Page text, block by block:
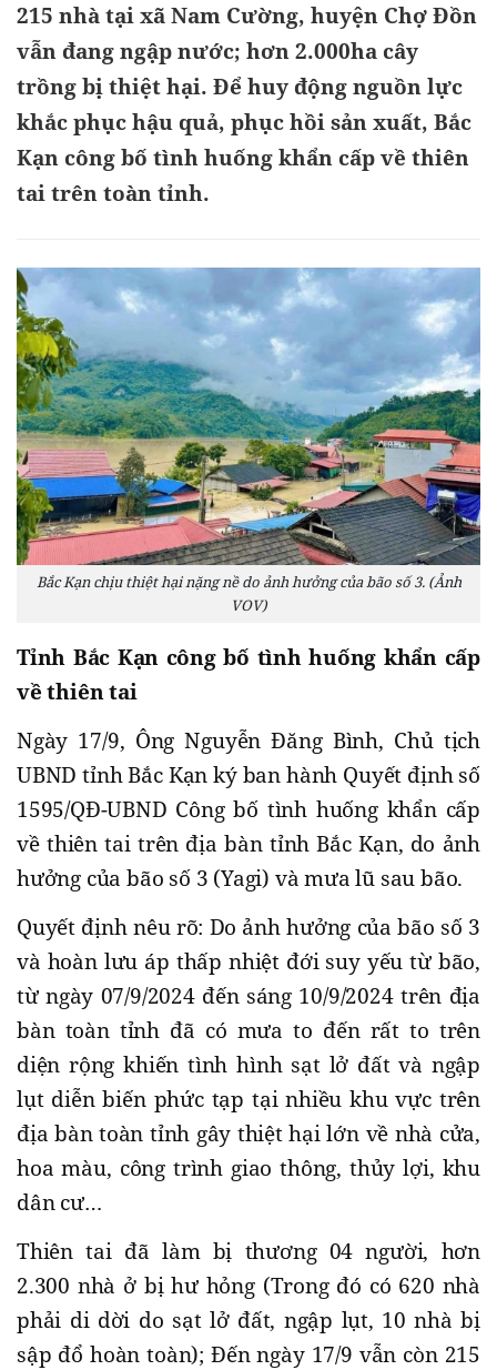
215 nhà tại xã Nam Cường, huyện Chợ Đồn
vẫn đang ngập nước; hơn 2.000ha cây
trồng bị thiệt hại. Để huy động nguồn lực
khắc phục hậu quả, phục hồi sản xuất, Bắc
Kạn công bố tình huống khẩn cấp về thiên
tai trên toàn tỉnh.
Bắc Kạn chịu thiệt hại nặng nề do ảnh hưởng của bão số 3. (Ảnh
VOV)
Tỉnh Bắc Kạn công bố tình huống khẩn cấp
về thiên tai
Ngày 17/9, Ông Nguyễn Đăng Bình, Chủ tịch
UBND tỉnh Bắc Kạn ký ban hành Quyết định số
1595/QĐ-UBND Công bố tình huống khẩn cấp
về thiên tai trên địa bàn tỉnh Bắc Kạn, do ảnh
hưởng của bão số 3 (Yagi) và mưa lũ sau bão.
Quyết định nêu rõ: Do ảnh hưởng của bão số 3
và hoàn lưu áp thấp nhiệt đới suy yếu từ bão,
từ ngày 07/9/2024 đến sáng 10/9/2024 trên địa
bàn toàn tỉnh đã có mưa to đến rất to trên
diện rộng khiến tình hình sạt lở đất và ngập
lụt diễn biến phức tạp tại nhiều khu vực trên
địa bàn toàn tỉnh gây thiệt hại lớn về nhà cửa,
hoa màu, công trình giao thông, thủy lợi, khu
dân cư…
Thiên tai đã làm bị thương 04 người, hơn
2.300 nhà ở bị hư hỏng (Trong đó có 620 nhà
phải di dời do sạt lở đất, ngập lụt, 10 nhà bị
sập đổ hoàn toàn); Đến ngày 17/9 vẫn còn 215